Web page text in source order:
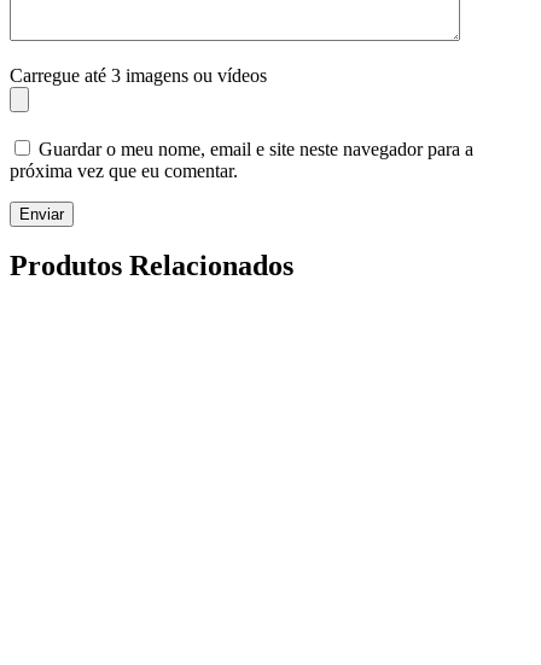
Carregue até 3 imagens ou vídeos
Guardar o meu nome, email e site neste navegador para a
próxima vez que eu comentar.
Enviar
Produtos Relacionados